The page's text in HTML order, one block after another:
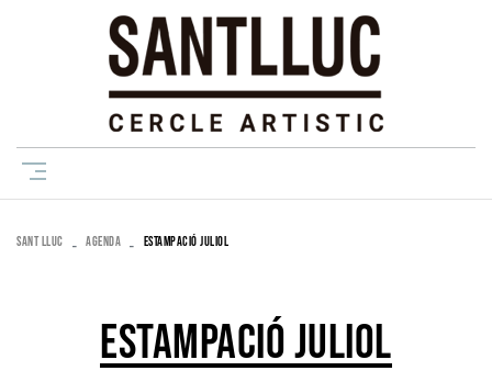
SANT LLUC AGENDA ESTAMPACIÓ JULIOL
ESTAMPACIÓ JULIOL